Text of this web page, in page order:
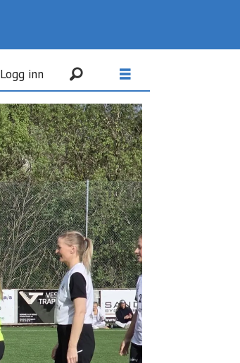
Logg inn